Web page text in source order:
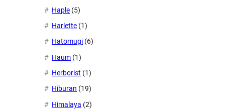
Haple (5)
Harlette (1)
Hatomugi (6)
Haum (1)
Herborist (1)
Hiburan (19)
Himalaya (2)